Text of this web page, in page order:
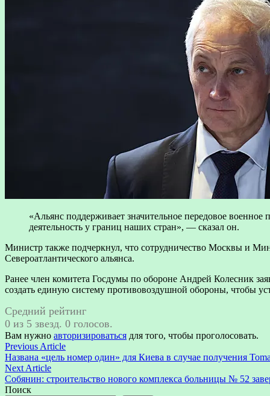
«Альянс поддерживает значительное передовое
деятельность у границ наших стран», — сказал он.
Министр также подчеркнул, что сотрудничество Москвы и
Североатлантического альянса.
Ранее член комитета Госдумы по обороне Андрей Колесник
создать единую систему противовоздушной обороны, чтобы
Средний рейтинг
0 из 5 звезд. 0 голосов.
Вам нужно авторизироваться для того, чтобы проголосовать.
Навигация
по
записям
Previous ArticlePrevious
article:
Названа «цель номер один» для Киева в случае получения
Next ArticleNext
article:
Собянин: строительство нового комплекса больницы № 52
Поиск